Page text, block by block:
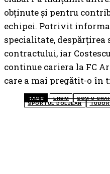
obținute și pentru
echipei. Potrivit
specialitate,
contractului, iar
continue cariera la FC
care a mai pregătit-o în
TAGS LNBM SCM U
SPORTUL DOLJEAN